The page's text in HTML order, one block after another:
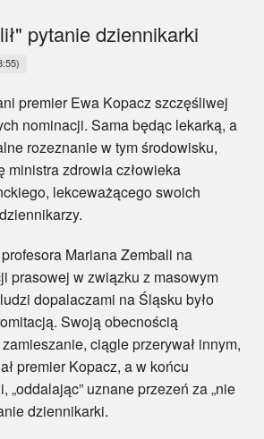
pytanie dziennikarki
Ewa Kopacz szczęśliwej
nominacji. Sama będąc lekarką, a
rozeznanie w tym środowisku,
ministra zdrowia człowieka
lekceważącego swoich
Mariana Zembali na
prasowej w związku z masowym
dopalaczami na Śląsku było
Swoją obecnością
ciągle przerywał innym,
premier Kopacz, a w końcu
„oddalając” uznane przezeń za „nie
dziennikarki.